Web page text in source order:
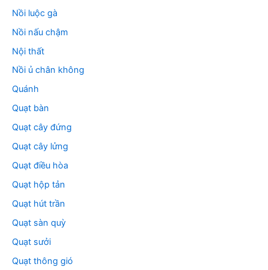
Nồi luộc gà
Nồi nấu chậm
Nội thất
Nồi ủ chân không
Quánh
Quạt bàn
Quạt cây đứng
Quạt cây lửng
Quạt điều hòa
Quạt hộp tản
Quạt hút trần
Quạt sàn quỳ
Quạt sưởi
Quạt thông gió